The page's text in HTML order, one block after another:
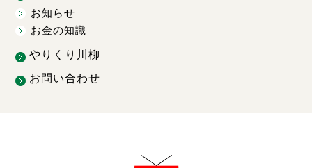
お知らせ
お金の知識
やりくり川柳
お問い合わせ